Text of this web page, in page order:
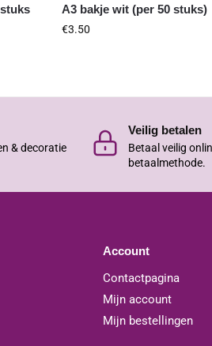
A3 bakje wit (per 50 stuks)
€3.50
& decoratie
Veilig betalen
Betaal veilig
betaalmethode.
Account
Contactpagina
Mijn account
Mijn bestellingen